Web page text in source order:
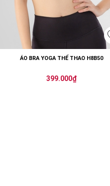
ÁO BRA YOGA THỂ THAO H8B50
399.000₫